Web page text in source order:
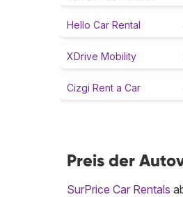
Hello Car Rental
XDrive Mobility
Cizgi Rent a Car
Preis der
SurPrice Car Rentals